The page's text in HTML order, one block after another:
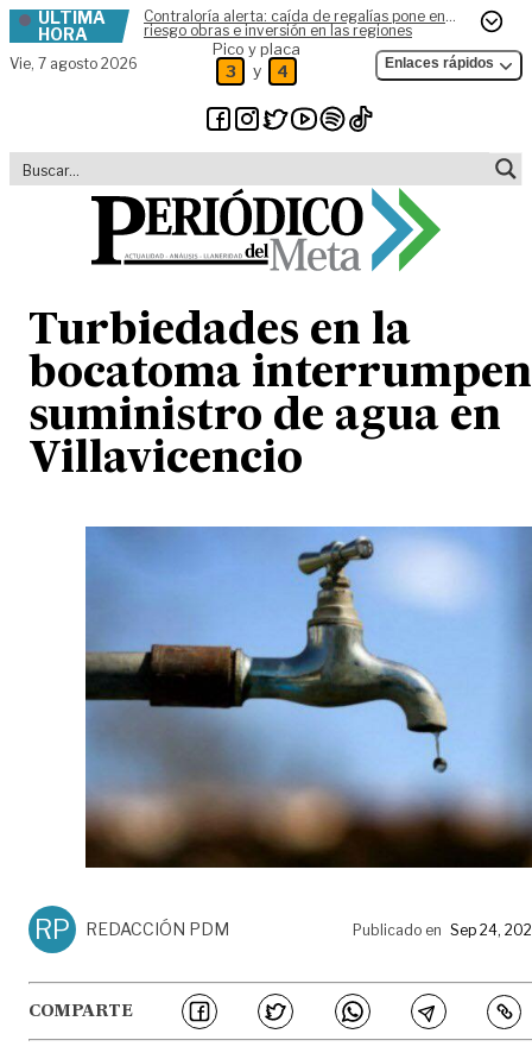
Skip to content
ÚLTIMA
HORA
Contraloría alerta: caída de regalías pone en
riesgo obras e inversión en las regiones
Vie, 7 agosto 2026
Pico y placa
3 y 4 Enlaces rápidos
Turbiedades en la
bocatoma interrumpen
suministro de agua en
Villavicencio
RP REDACCIÓN PDM Publicado en Sep 24,
COMPARTE